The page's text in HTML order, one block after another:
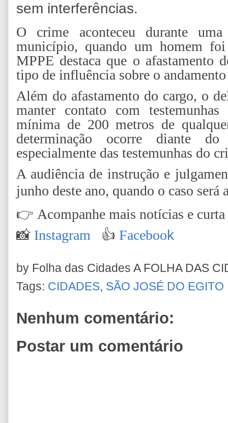
sem interferências.
O crime aconteceu durante
município, quando um homem
MPPE destaca que o afastamento
tipo de influência sobre o
Além do afastamento do cargo, o
manter contato com
mínima de 200 metros de
determinação ocorre diante
especialmente das testemunhas do
A audiência de instrução e
junho deste ano, quando o caso será
👉 Acompanhe mais notícias e curta
📸 Instagram 👍 Facebook
by Folha das Cidades A FOLHA DAS
Tags: CIDADES, SÃO JOSÉ DO EGITO
Nenhum comentário:
Postar um comentário